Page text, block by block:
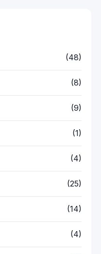
(48)
(8)
(9)
(1)
(4)
(25)
(14)
(4)